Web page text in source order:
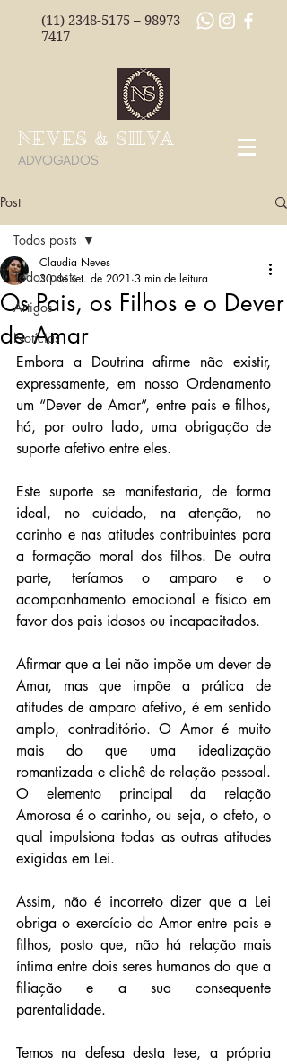
(11) 2348-5175 – 98973
7417
NEVES & SILVA
ADVOGADOS
Post
Todos posts
Artigos
Notícias
Todos posts
Os Pais, os Filhos e o Dever
de Amar
Claudia Neves
30 de set. de 2021 3 min de leitura
Embora a Doutrina afirme não existir,
expressamente, em nosso Ordenamento
um “Dever de Amar”, entre pais e filhos,
há, por outro lado, uma obrigação de
suporte afetivo entre eles.
Este suporte se manifestaria, de forma
ideal, no cuidado, na atenção, no
carinho e nas atitudes contribuintes para
a formação moral dos filhos. De outra
parte, teríamos o amparo e o
acompanhamento emocional e físico em
favor dos pais idosos ou incapacitados.
Afirmar que a Lei não impõe um dever de
Amar, mas que impõe a prática de
atitudes de amparo afetivo, é em sentido
amplo, contraditório. O Amor é muito
mais do que uma idealização
romantizada e clichê de relação pessoal.
O elemento principal da relação
Amorosa é o carinho, ou seja, o afeto, o
qual impulsiona todas as outras atitudes
exigidas em Lei.
Assim, não é incorreto dizer que a Lei
obriga o exercício do Amor entre pais e
filhos, posto que, não há relação mais
íntima entre dois seres humanos do que a
filiação e a sua consequente
parentalidade.
Temos na defesa desta tese, a própria